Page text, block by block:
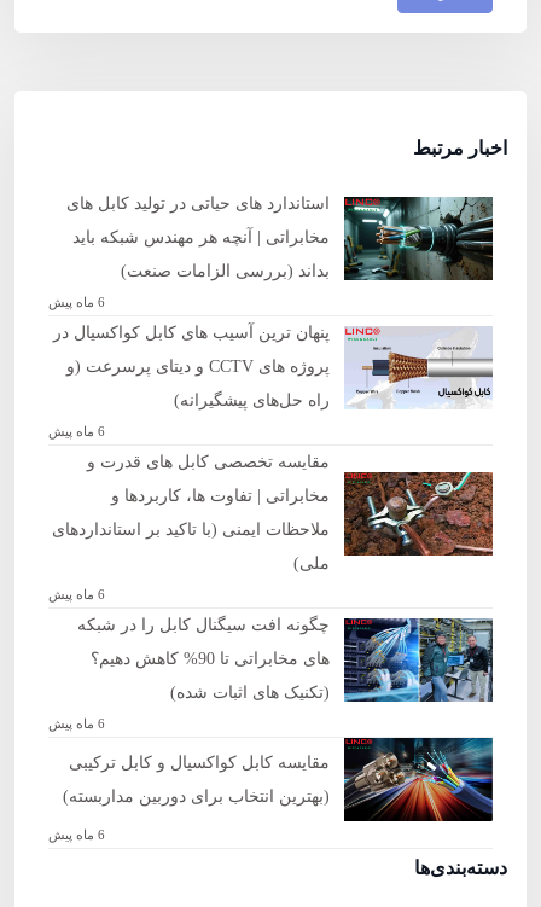
اخبار مرتبط
استاندارد های حیاتی در تولید کابل‌ های
مخابراتی | آنچه هر مهندس شبکه باید
بداند (بررسی الزامات صنعت)
6 ماه پیش
پنهان‌ ترین آسیب ‌های کابل کواکسیال در
پروژه ‌های CCTV و دیتای پرسرعت (و
راه‌ حل‌های پیشگیرانه)
6 ماه پیش
مقایسه تخصصی کابل‌ های قدرت و
مخابراتی | تفاوت‌ ها، کاربردها و
ملاحظات ایمنی (با تاکید بر استانداردهای
ملی)
6 ماه پیش
چگونه افت سیگنال کابل را در شبکه
‌های مخابراتی تا 90% کاهش دهیم؟
(تکنیک‌ های اثبات شده)
6 ماه پیش
مقایسه کابل کواکسیال و کابل ترکیبی
(بهترین انتخاب برای دوربین مداربسته)
6 ماه پیش
دسته‌بندی‌ها